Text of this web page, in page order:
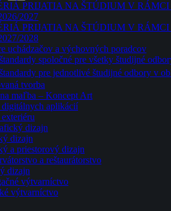
PRIJATIA NA ŠTÚDIUM V
2027
PRIJATIA NA ŠTÚDIUM V
2028
uchádzačov a výchovných poradcov
spoločné pre všetky študijné
pre jednotlivé študijné odbory v
tvorba
maľba – Koncept Art
aplikácií
dizajn
dizajn
a priestorový dizajn
a reštaurátorstvo
dizajn
výtvarníctvo
výtvarníctvo